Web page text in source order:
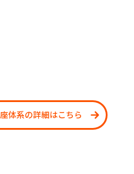
体系の詳細はこちら